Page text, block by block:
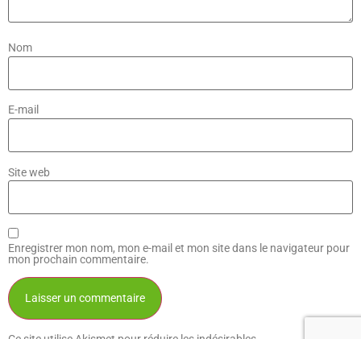
Nom
E-mail
Site web
Enregistrer mon nom, mon e-mail et mon site dans le navigateur pour
mon prochain commentaire.